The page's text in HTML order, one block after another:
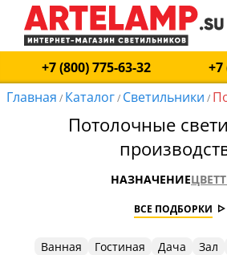
+7 (800) 775-63-32
+7
Главная / Каталог/ Светильники /
Потолочные
НАЗНАЧЕНИЕЦВЕТ
ВСЕ ПОДБОРКИ
Ванная Гостиная Дача Зал